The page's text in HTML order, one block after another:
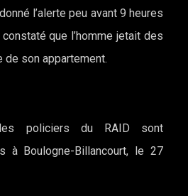
l’alerte peu avant 9 heures
que l’homme jetait des
son appartement.
les policiers du RAID sont
à Boulogne-Billancourt, le 27